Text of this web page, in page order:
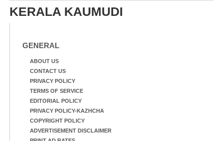
KERALA KAUMUDI
GENERAL
ABOUT US
CONTACT US
PRIVACY POLICY
TERMS OF SERVICE
EDITORIAL POLICY
PRIVACY POLICY-KAZHCHA
COPYRIGHT POLICY
ADVERTISEMENT DISCLAIMER